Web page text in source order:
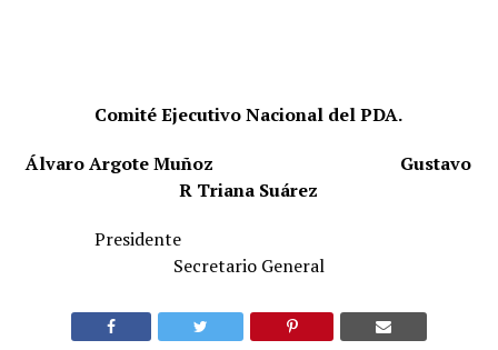
Comité Ejecutivo Nacional del PDA.
Álvaro Argote Muñoz
Gustavo
R Triana Suárez
Presidente
Secretario General